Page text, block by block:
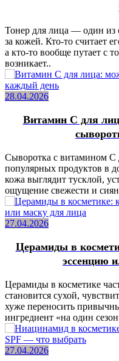
Тонер для лица — один из
за кожей. Кто-то считает
а кто-то вообще путает с
возникает..
28.04.2026
Витамин C для
Сыворотка с витамином
популярных продуктов в
кожа выглядит тусклой,
ощущение свежести и
27.04.2026
Церамиды в
эссенцию
Церамиды в косметике
становится сухой,
хуже переносить
ингредиент «на один
27.04.2026